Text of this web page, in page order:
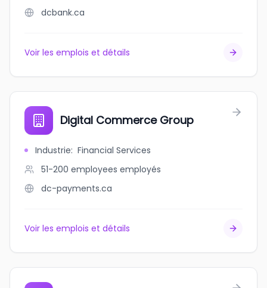
dcbank.ca
Voir les emplois et détails
Digital Commerce Group
Industrie: Financial Services
51-200 employees employés
dc-payments.ca
Voir les emplois et détails